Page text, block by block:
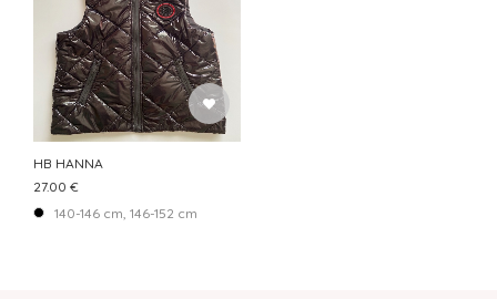
SEZONAS
KAINA
VIETOVĖ
RUŠIUOTI PAGAL
HB HANNA
27.00 €
140-146 cm, 146-152 cm